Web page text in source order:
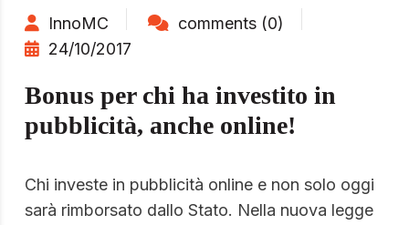
InnoMC
comments (0)
24/10/2017
Bonus per chi ha investito in
pubblicità, anche online!
Chi investe in pubblicità online e non solo oggi
sarà rimborsato dallo Stato. Nella nuova legge